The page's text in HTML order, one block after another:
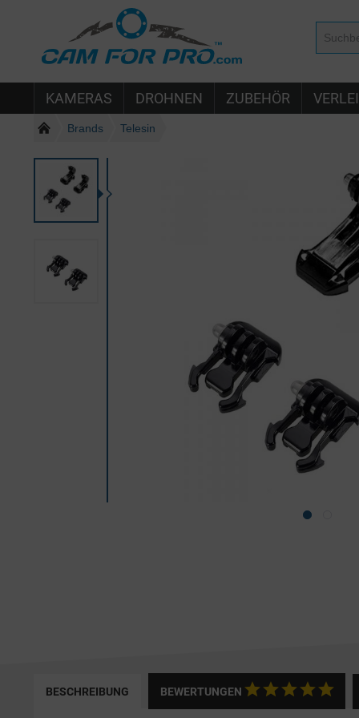
KAMERAS DROHNEN ZUBEHÖR
Brands Telesin
BESCHREIBUNG BEWERTUNGEN